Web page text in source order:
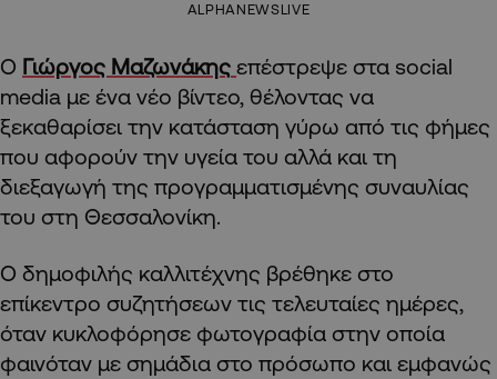
ALPHANEWSLIVE
Ο Γιώργος Μαζωνάκης επέστρεψε στα social
media με ένα νέο βίντεο, θέλοντας να
ξεκαθαρίσει την κατάσταση γύρω από τις φήμες
που αφορούν την υγεία του αλλά και τη
διεξαγωγή της προγραμματισμένης συναυλίας
του στη Θεσσαλονίκη.
Ο δημοφιλής καλλιτέχνης βρέθηκε στο
επίκεντρο συζητήσεων τις τελευταίες ημέρες,
όταν κυκλοφόρησε φωτογραφία στην οποία
φαινόταν με σημάδια στο πρόσωπο και εμφανώς